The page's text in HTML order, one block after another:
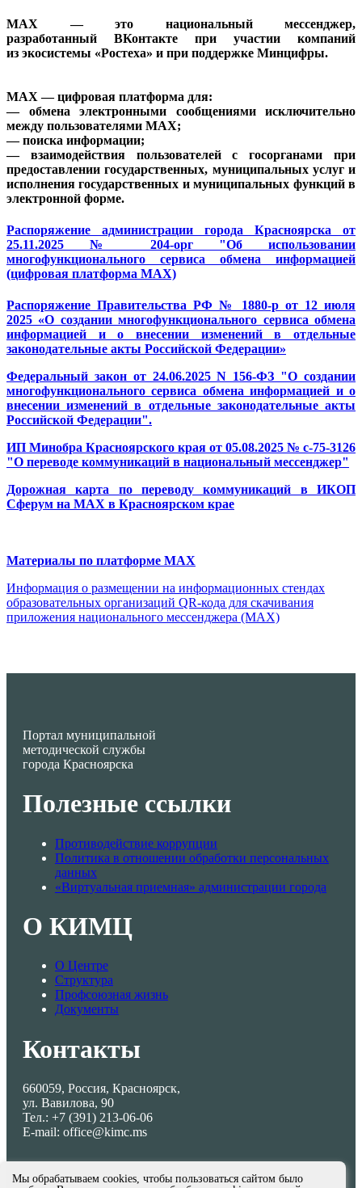
MAX — это национальный мессенджер,
разработанный ВКонтакте при участии компаний
из экосистемы «Ростеха» и при поддержке Минцифры.
MAX— цифровая платформа для:
— обмена электронными сообщениями исключительно
между пользователями MAX;
— поиска информации;
— взаимодействия пользователей с госорганами при
предоставлении государственных, муниципальных услуг и
исполнения государственных и муниципальных функций в
электронной форме.
Распоряжение администрации города Красноярска от
25.11.2025 № 204-орг "Об использовании
многофункционального сервиса обмена информацией
(цифровая платформа MAX)
Распоряжение Правительства РФ № 1880-р от 12 июля
2025 «О создании многофункционального сервиса обмена
информацией и о внесении изменений в отдельные
законодательные акты Российской Федерации»
Федеральный закон от 24.06.2025 N 156-ФЗ "О создании
многофункционального сервиса обмена информацией и о
внесении изменений в отдельные законодательные акты
Российской Федерации".
ИП Минобра Красноярского края от 05.08.2025 № с-75-3126
"О переводе коммуникаций в национальный мессенджер"
Дорожная карта по переводу коммуникаций в ИКОП
Сферум на MAX в Красноярском крае
Материалы по платформе MAX
Информация о размещении на информационных стендах
образовательных организаций QR-кода для скачивания
приложения национального мессенджера (MAX)
Портал муниципальной
методической службы
города Красноярска
Полезные ссылки
Противодействие коррупции
Политика в отношении обработки персональных
данных
«Виртуальная приемная» администрации города
О КИМЦ
О Центре
Структура
Профсоюзная жизнь
Документы
Контакты
660059, Россия, Красноярск,
ул. Вавилова, 90
Тел.: +7 (391) 213-06-06
E-mail: office@kimc.ms
Мы обрабатываем cookies, чтобы пользоваться сайтом было